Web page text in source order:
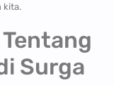
kita.
Surga